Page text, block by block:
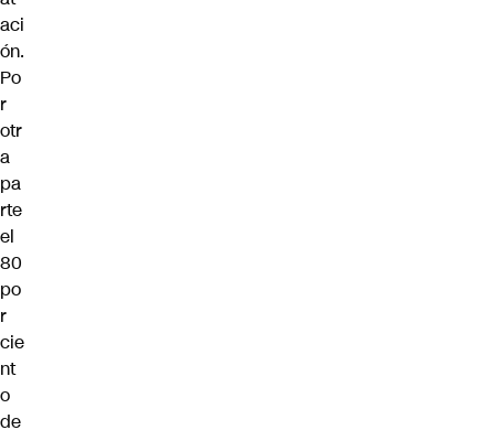
aci
ón.
Po
r
otr
a
pa
rte
el
80
po
r
cie
nt
o
de